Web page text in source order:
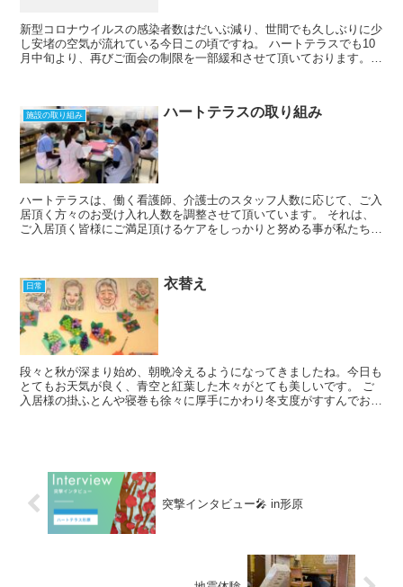
新型コロナウイルスの感染者数はだいぶ減り、世間でも久しぶりに少
し安堵の空気が流れている今日この頃ですね。 ハートテラスでも10
月中旬より、再びご面会の制限を一部緩和させて頂いております。
施設の取り組み ハートテラスの取り組み
ハートテラスは、働く看護師、介護士のスタッフ人数に応じて、ご入
居頂く方々のお受け入れ人数を調整させて頂いています。 それは、
ご入居頂く皆様にご満足頂けるケアをしっかりと努める事が私たちの
日常 衣替え
段々と秋が深まり始め、朝晩冷えるようになってきましたね。今日も
とてもお天気が良く、青空と紅葉した木々がとても美しいです。 ご
入居様の掛ふとんや寝巻も徐々に厚手にかわり冬支度がすすんでおり
突撃インタビュー🎤 in形原